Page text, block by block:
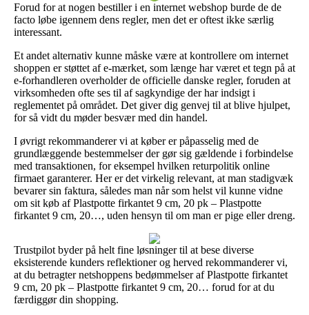
Forud for at nogen bestiller i en internet webshop burde de de
facto løbe igennem dens regler, men det er oftest ikke særlig
interessant.
Et andet alternativ kunne måske være at kontrollere om internet
shoppen er støttet af e-mærket, som længe har været et tegn på at
e-forhandleren overholder de officielle danske regler, foruden at
virksomheden ofte ses til af sagkyndige der har indsigt i
reglementet på området. Det giver dig genvej til at blive hjulpet,
for så vidt du møder besvær med din handel.
I øvrigt rekommanderer vi at køber er påpasselig med de
grundlæggende bestemmelser der gør sig gældende i forbindelse
med transaktionen, for eksempel hvilken returpolitik online
firmaet garanterer. Her er det virkelig relevant, at man stadigvæk
bevarer sin faktura, således man når som helst vil kunne vidne
om sit køb af Plastpotte firkantet 9 cm, 20 pk – Plastpotte
firkantet 9 cm, 20…, uden hensyn til om man er pige eller dreng.
Trustpilot byder på helt fine løsninger til at bese diverse
eksisterende kunders reflektioner og herved rekommanderer vi,
at du betragter netshoppens bedømmelser af Plastpotte firkantet
9 cm, 20 pk – Plastpotte firkantet 9 cm, 20… forud for at du
færdiggør din shopping.